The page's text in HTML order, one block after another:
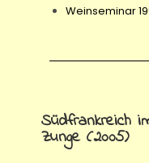
Weinseminar
Südfrankreich
Zunge (2005)